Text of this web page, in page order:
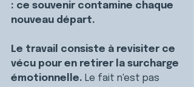
: ce souvenir contamine chaque
nouveau départ.
Le travail consiste à revisiter ce
vécu pour en retirer la surcharge
émotionnelle. Le fait n'est pas